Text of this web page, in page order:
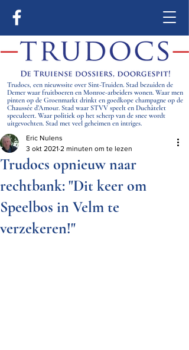
Trudocs, een nieuwssite over Sint-Truiden. Stad bezuiden de
Demer waar fruitboeren en Monroe-arbeiders wonen. Waar men
pinten op de Groenmarkt drinkt en goedkope champagne op de
Chaussée d’Amour. Stad waar STVV speelt en Duchâtelet
speculeert. Waar politiek op het scherp van de snee wordt
uitgevochten. Stad met veel geheimen en intriges.
Trudocs opnieuw naar
rechtbank: "Dit keer om
Speelbos in Velm te
verzekeren!"
Eric Nulens
3 okt 2021 2 minuten om te lezen